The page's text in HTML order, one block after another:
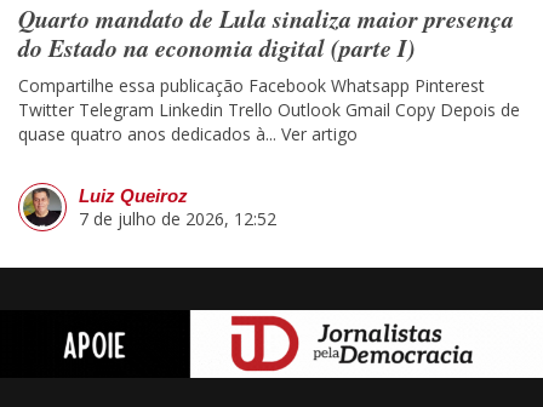
Quarto mandato de Lula sinaliza maior presença
do Estado na economia digital (parte I)
Compartilhe essa publicação Facebook Whatsapp Pinterest
Twitter Telegram Linkedin Trello Outlook Gmail Copy Depois de
quase quatro anos dedicados à... Ver artigo
Luiz Queiroz
7 de julho de 2026, 12:52